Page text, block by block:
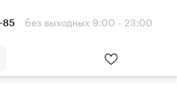
85 без выходных 9:00 - 23:00